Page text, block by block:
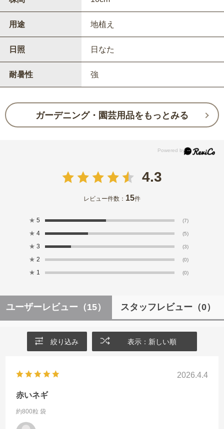
用途 地植え
日照 日なた
耐暑性 強
ガーデニング・園芸用品をもっとみる
4.3
レビュー件数： 15件
★ 5 (7)
★ 4 (5)
★ 3 (3)
★ 2 (0)
★ 1 (0)
ユーザーレビュー （15） スタッフレビュー （0）
絞り込み 表示：新しい順
2026.4.4
赤いネギ
約800粒 袋